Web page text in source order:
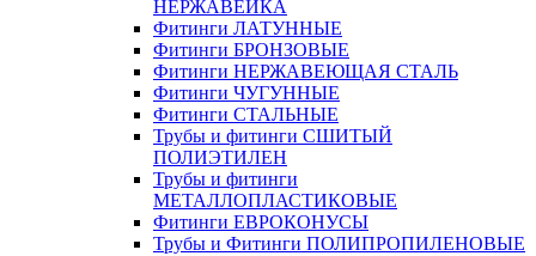
НЕРЖАВЕЙКА
Фитинги ЛАТУННЫЕ
Фитинги БРОНЗОВЫЕ
Фитинги НЕРЖАВЕЮЩАЯ СТАЛЬ
Фитинги ЧУГУННЫЕ
Фитинги СТАЛЬНЫЕ
Трубы и фитинги СШИТЫЙ
ПОЛИЭТИЛЕН
Трубы и фитинги
МЕТАЛЛОПЛАСТИКОВЫЕ
Фитинги ЕВРОКОНУСЫ
Трубы и Фитинги ПОЛИПРОПИЛЕНОВЫЕ